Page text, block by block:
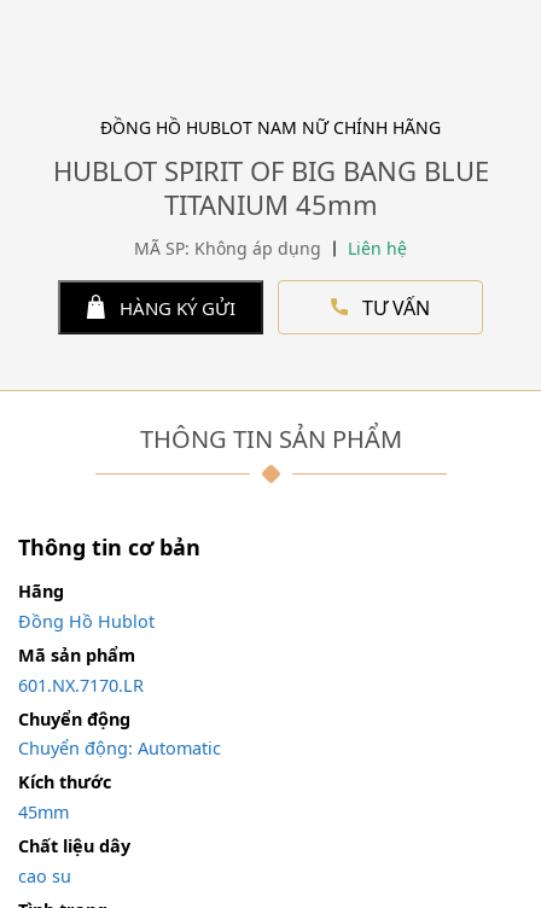
ĐỒNG HỒ HUBLOT NAM NỮ CHÍNH HÃNG
HUBLOT SPIRIT OF BIG BANG BLUE
TITANIUM 45mm
MÃ SP: Không áp dụng Liên hệ
HÀNG KÝ GỬI TƯ VẤN
THÔNG TIN SẢN PHẨM
Thông tin cơ bản
Hãng
Đồng Hồ Hublot
Mã sản phẩm
601.NX.7170.LR
Chuyển động
Chuyển động: Automatic
Kích thước
45mm
Chất liệu dây
cao su